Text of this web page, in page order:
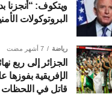
ويتكوف: “أنجزنا
البروتوكولات
رياضة 7 أشهر مضت
الجزائر إلى ربع
الإفريقية
قاتل في اللحظات